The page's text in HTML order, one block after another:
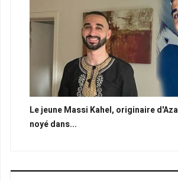
Le jeune Massi Kahel, originaire
noyé dans...